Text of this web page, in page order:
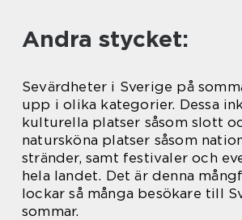
Andra stycket:
Sevärdheter i Sverige på
upp i olika kategorier. Dessa
kulturella platser såsom slott
natursköna platser såsom
stränder, samt festivaler och
hela landet. Det är denna
lockar så många besökare till
sommar.